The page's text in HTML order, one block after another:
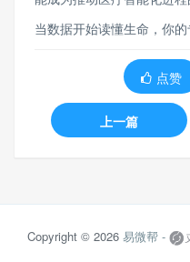
当数据开始读懂生命，你
点赞
上一篇
Copyright © 2026 易微帮 -